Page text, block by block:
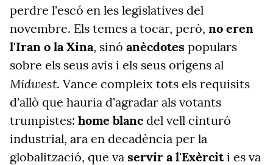
perdre l'escó en les legislatives del
novembre. Els temes a tocar, però, no eren
l'Iran o la Xina, sinó anècdotes populars
sobre els seus avis i els seus orígens al
Midwest. Vance compleix tots els requisits
d'allò que hauria d'agradar als votants
trumpistes: home blanc del vell cinturó
industrial, ara en decadència per la
globalització, que va servir a l'Exèrciti es va